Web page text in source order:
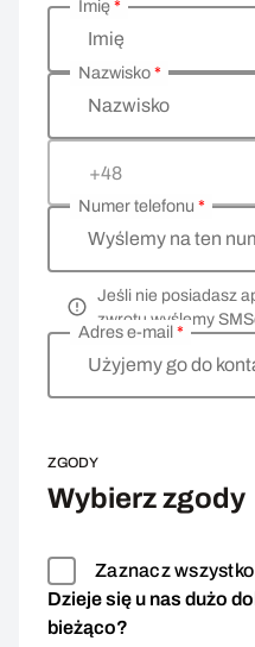
Wprowadź swoje dane
Imię
Imię*
Nazwisko
Nazwisko*
+48
Wyślemy na ten
Numer telefonu *
Jeśli nie posiadasz
zwrotu wyślemy
Użyjemy go do
Adres e-mail *
ZGODY
Wybierz zgody
Zaznacz wszystko
Dzieje się u nas dużo
bieżąco?